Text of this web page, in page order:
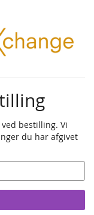
bestilling. Vi
du har afgivet